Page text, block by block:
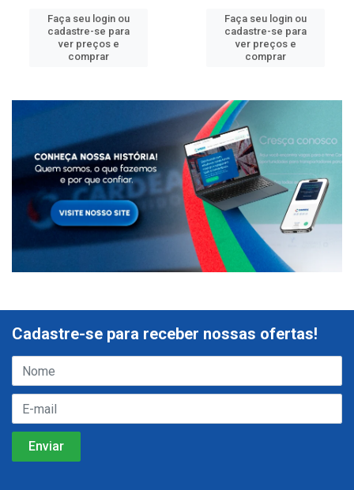
Faça seu login ou
cadastre-se para
ver preços e
comprar
Faça seu login ou
cadastre-se para
ver preços e
comprar
Cadastre-se para receber nossas ofertas!